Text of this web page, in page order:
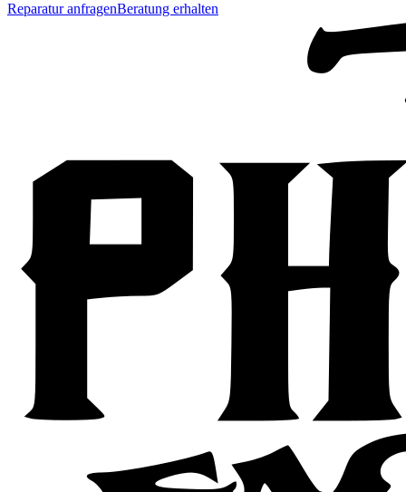
Reparatur anfragenBeratung erhalten